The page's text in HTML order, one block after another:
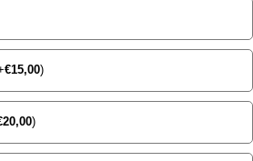
€15,00)
20,00)